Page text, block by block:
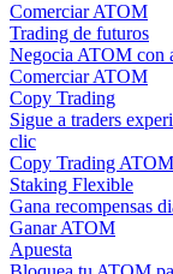
Comerciar ATOM
Trading de futuros
Negocia ATOM con
Comerciar ATOM
Copy Trading
Sigue a traders
clic
Copy Trading ATOM
Staking Flexible
Gana recompensas
Ganar ATOM
Apuesta